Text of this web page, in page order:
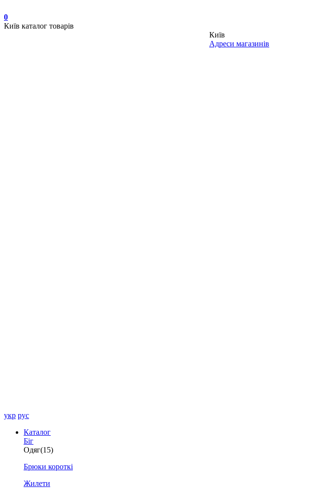
0
Київ каталог товарів
Київ
Адреси магазинів
укр рус
Каталог
Біг
Одяг(15)
Брюки короткі
Жилети